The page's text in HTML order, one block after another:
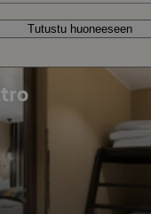
Tutustu huoneeseen